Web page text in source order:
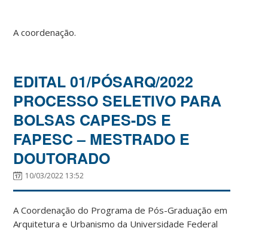
A coordenação.
EDITAL 01/PÓSARQ/2022
PROCESSO SELETIVO PARA
BOLSAS CAPES-DS E
FAPESC – MESTRADO E
DOUTORADO
10/03/2022 13:52
A Coordenação do Programa de Pós-Graduação em
Arquitetura e Urbanismo da Universidade Federal